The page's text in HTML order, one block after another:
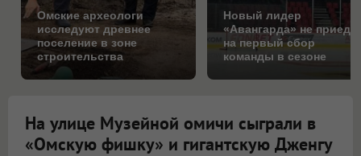
Омские археологи
исследуют древнее
поселение в зоне
строительства
Северного обхода
Новый лидер
«Авангарда» не
на первый сбор
команды в сезоне
На улице Музейной омичи сыграли в
«Омскую фишку» и гигантскую Дженгу